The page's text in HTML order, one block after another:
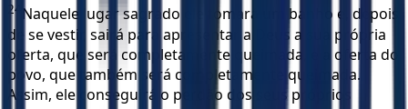
24 Naquele lugar sagrado ele tomará um banho e, depois
de se vestir, sairá para apresentar a Deus a sua própria
oferta, que será completamente queimada, e a oferta do
povo, que também será completamente queimada.
Assim, ele conseguirá o perdão dos seus próprios